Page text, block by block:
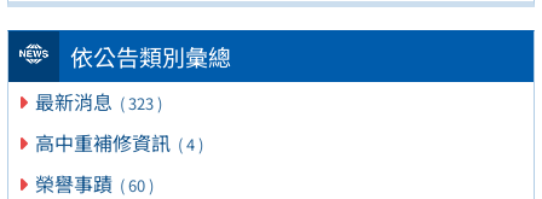
依公告類別彙總
最新消息 ( 323 )
高中重補修資訊 ( 4 )
榮譽事蹟 ( 60 )